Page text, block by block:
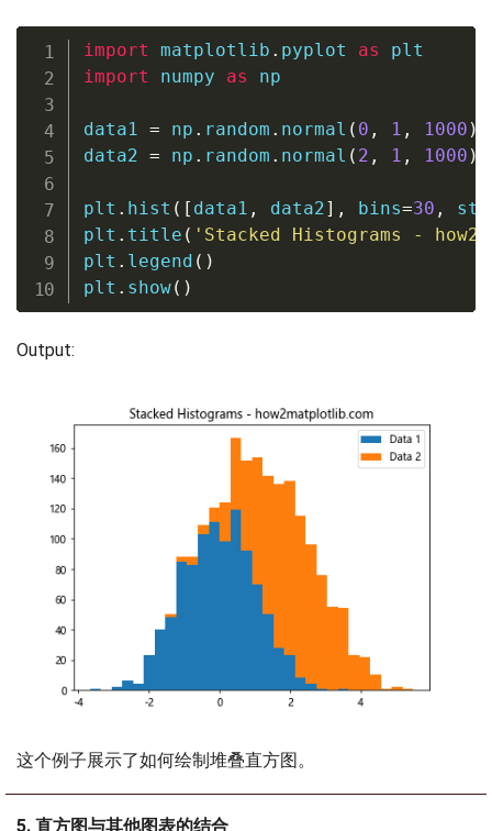
import matplotlib . pyplot as
import numpy as np
data1 = np . random . normal ( 0 , 1 , 1000 )
data2 = np . random . normal ( 2 , 1 , 1000 )
plt . hist ( [ data1 , data2] , bins=30 ,
plt . title ( 'Stacked Histograms -
plt . legend ( )
plt . show( )
Output:
这个例子展示了如何绘制堆叠直方图。
5. 直方图与其他图表的结合